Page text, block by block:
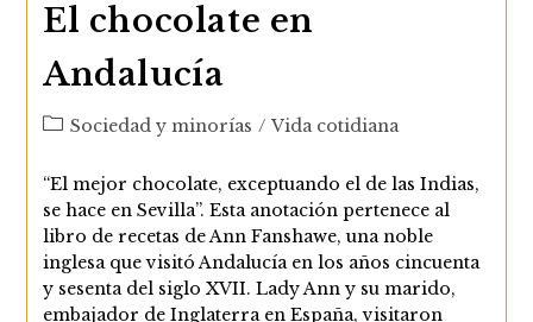
El chocolate en
Andalucía
Categoría
la
entrada:
Sociedad y minorías / Vida cotidiana
“El mejor chocolate, exceptuando el de las Indias,
se hace en Sevilla”. Esta anotación pertenece al
libro de recetas de Ann Fanshawe, una noble
inglesa que visitó Andalucía en los años cincuenta
y sesenta del siglo XVII. Lady Ann y su marido,
embajador de Inglaterra en España, visitaron